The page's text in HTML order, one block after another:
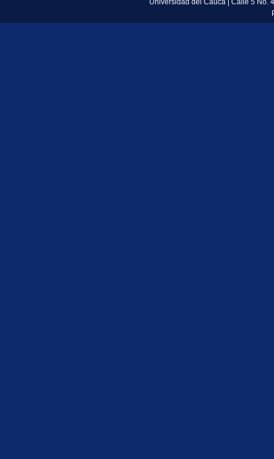
Universidad del Cauca | Calle 5 No.